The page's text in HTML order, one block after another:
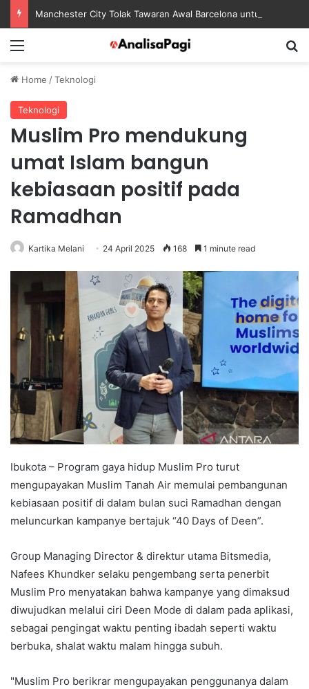
Home /Teknologi
Teknologi
Muslim Pro mendukung
umat Islam bangun
kebiasaan positif pada
Ramadhan
Kartika Melani 24 April 2025 168 1 minute read
Ibukota – Program gaya hidup Muslim Pro turut
mengupayakan Muslim Tanah Air memulai pembangunan
kebiasaan positif di dalam bulan suci Ramadhan dengan
meluncurkan kampanye bertajuk “40 Days of Deen”.
Group Managing Director & direktur utama Bitsmedia,
Nafees Khundker selaku pengembang serta penerbit
Muslim Pro menyatakan bahwa kampanye yang dimaksud
diwujudkan melalui ciri Deen Mode di dalam pada aplikasi,
sebagai pengingat waktu penting ibadah seperti waktu
berbuka, shalat waktu malam hingga subuh.
"Muslim Pro berikrar mengupayakan penggunanya dalam